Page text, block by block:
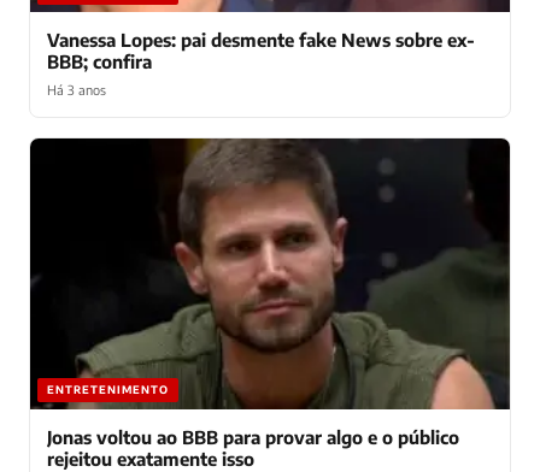
Vanessa Lopes: pai desmente fake News sobre ex-
BBB; confira
Há 3 anos
ENTRETENIMENTO
Jonas voltou ao BBB para provar algo e o público
rejeitou exatamente isso